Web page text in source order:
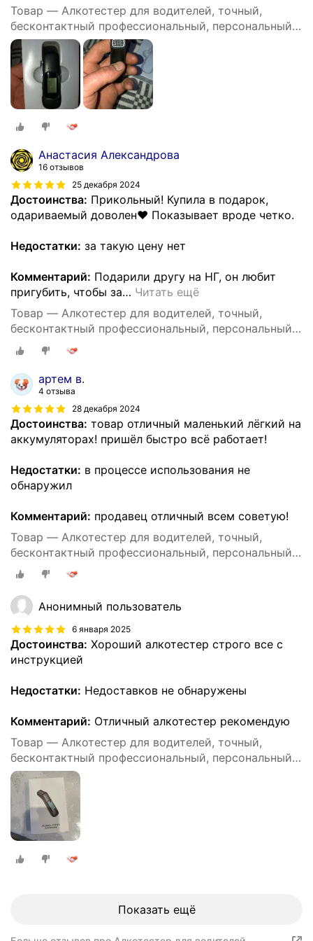
Товар — Алкотестер для водителей, точный,
бесконтактный профессиональный, персональный
DG shop
Анастасия Александрова
16 отзывов
25 декабря 2024
Достоинства: Прикольный! Купила в подарок,
одариваемый доволен❤️ Показывает вроде четко.
Недостатки: за такую цену нет
Комментарий: Подарили другу на НГ, он любит
пригубить, чтобы за… Читать ещё
Товар — Алкотестер для водителей, точный,
бесконтактный профессиональный, персональный
DG shop
артем в.
4 отзыва
28 декабря 2024
Достоинства: товар отличный маленький лёгкий на
аккумуляторах! пришёл быстро всё работает!
Недостатки: в процессе использования не
обнаружил
Комментарий: продавец отличный всем советую!
Товар — Алкотестер для водителей, точный,
бесконтактный профессиональный, персональный
DG shop
Анонимный пользователь
6 января 2025
Достоинства: Хороший алкотестер строго все с
инструкцией
Недостатки: Недоставков не обнаружены
Комментарий: Отличный алкотестер рекомендую
Товар — Алкотестер для водителей, точный,
бесконтактный профессиональный, персональный
DG shop
Показать ещё